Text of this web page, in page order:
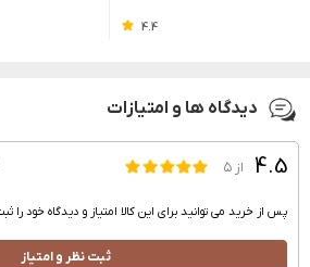
4.4
دیدگاه ها و امتیازات
4.5 از ۵
پس از خرید می توانید برای این کالا امتیاز و دیدگاه خود را
ثبت نظر و امتیاز